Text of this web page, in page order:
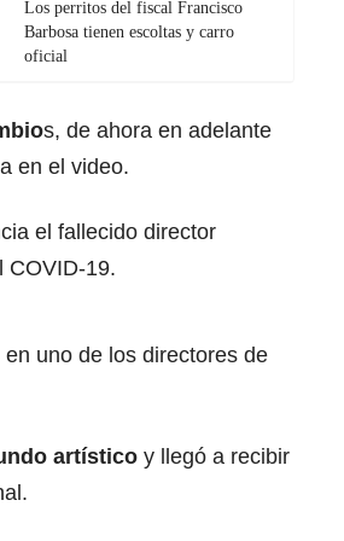
Los perritos del fiscal Francisco
Barbosa tienen escoltas y carro
oficial
s, de ahora en adelante
en el video.
el fallecido director
COVID-19.
uno de los directores de
artístico y llegó a recibir